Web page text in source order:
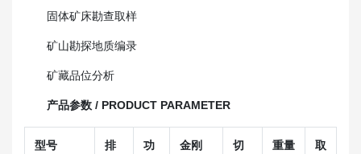
固体矿床勘查取样
矿山勘探地质编录
矿藏品位分析
产品参数 / PRODUCT PARAMETER
型号
排
功
金刚
切
重量
取